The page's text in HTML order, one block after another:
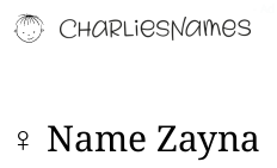
♀ Name Zayna